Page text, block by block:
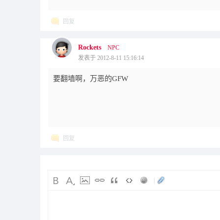
回复
Rockets
NPC
发表于 2012-8-11 15:16:14
要翻墙啊，万恶的GFW
回复